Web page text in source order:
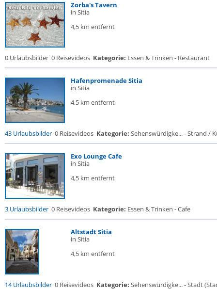
Zorba's Tavern
in Sitia
4,5 km entfernt
0 Urlaubsbilder 0 Reisevideos Kategorie: Essen & Trinken - Restaurant
Hafenpromenade Sitia
in Sitia
4,5 km entfernt
43 Urlaubsbilder 0 Reisevideos Kategorie: Sehenswürdigke... - Strand /
Exo Lounge Cafe
in Sitia
4,5 km entfernt
3 Urlaubsbilder 0 Reisevideos Kategorie: Essen & Trinken - Cafe
Altstadt Sitia
in Sitia
4,5 km entfernt
14 Urlaubsbilder 0 Reisevideos Kategorie: Sehenswürdigke... - Stadt